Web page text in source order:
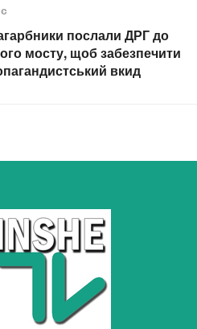
послали ДРГ до
мосту, щоб забезпечити
вкид